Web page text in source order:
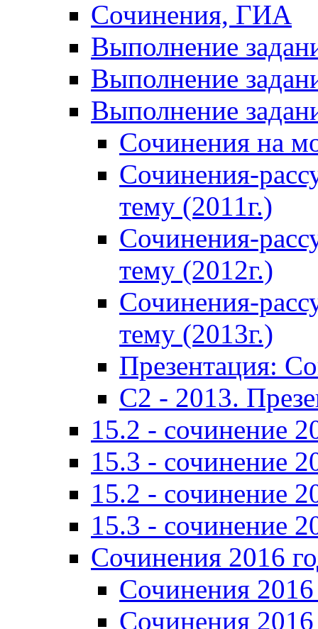
Сочинения, ГИА
Выполнение
Выполнение
Выполнение
Сочинения на
Сочинения-
тему (2011г.)
Сочинения-
тему (2012г.)
Сочинения-
тему (2013г.)
Презентация:
C2 - 2013.
15.2 - сочинение
15.3 - сочинение
15.2 - сочинение
15.3 - сочинение
Сочинения 2016
Сочинения
Сочинения